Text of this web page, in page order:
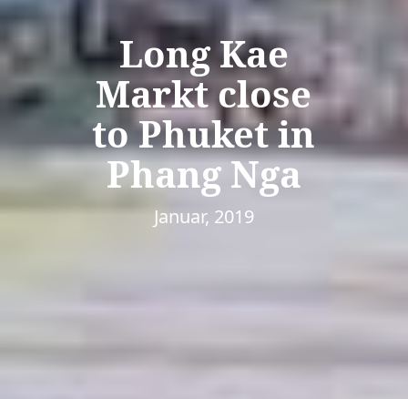
Long Kae
Markt close
to Phuket in
Phang Nga
Januar, 2019